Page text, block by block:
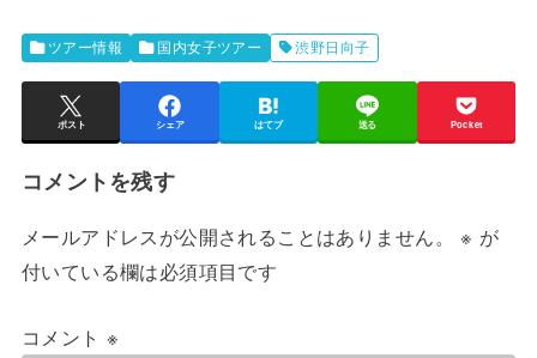
ツアー情報 国内女子ツアー 渋野日向子
ポスト シェア はてブ 送る Pocket
コメントを残す
メールアドレスが公開されることはありません。 ※ が
付いている欄は必須項目です
コメント ※